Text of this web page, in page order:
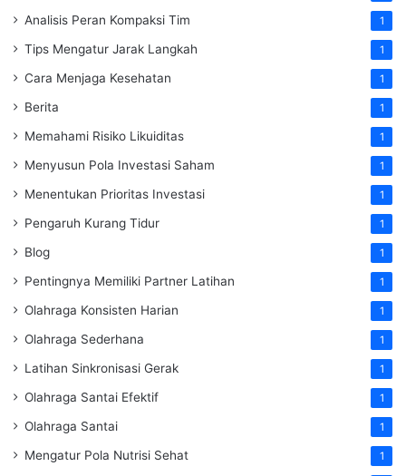
Analisis Peran Kompaksi Tim 1
Tips Mengatur Jarak Langkah 1
Cara Menjaga Kesehatan 1
Berita 1
Memahami Risiko Likuiditas 1
Menyusun Pola Investasi Saham 1
Menentukan Prioritas Investasi 1
Pengaruh Kurang Tidur 1
Blog 1
Pentingnya Memiliki Partner Latihan 1
Olahraga Konsisten Harian 1
Olahraga Sederhana 1
Latihan Sinkronisasi Gerak 1
Olahraga Santai Efektif 1
Olahraga Santai 1
Mengatur Pola Nutrisi Sehat 1